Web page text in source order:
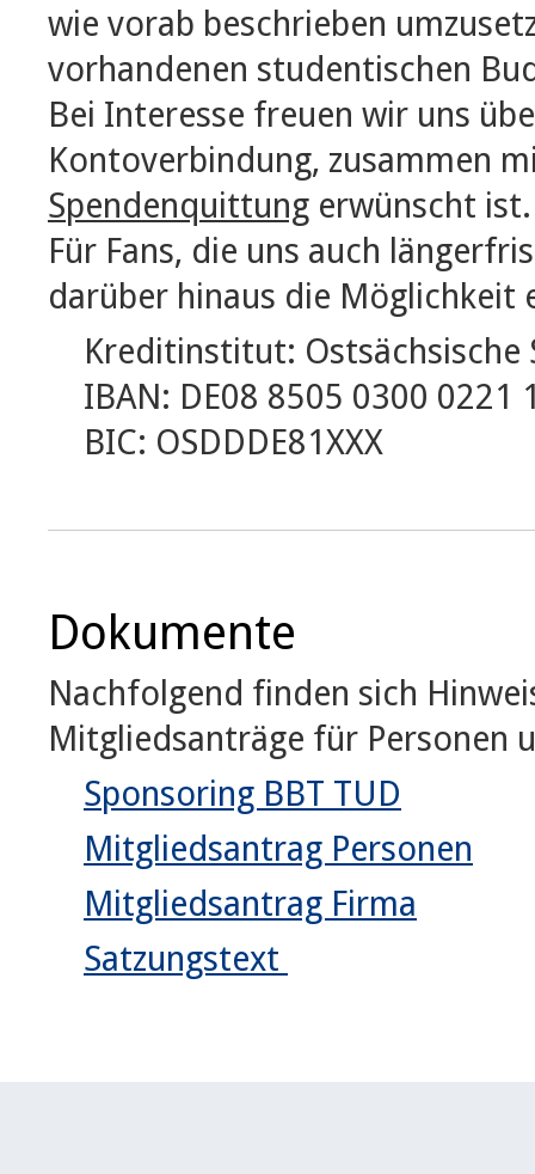
wie vorab beschrieben
vorhandenen studentischen
Bei Interesse freuen wir uns
Kontoverbindung, zusammen
Spendenquittung erwünscht ist.
Für Fans, die uns auch
darüber hinaus die
Kreditinstitut: Ostsächsische
IBAN: DE08 8505 0300 0221
BIC: OSDDDE81XXX
Dokumente
Nachfolgend finden sich
Mitgliedsanträge für Personen
Sponsoring BBT TUD
Mitgliedsantrag Personen
Mitgliedsantrag Firma
Satzungstext